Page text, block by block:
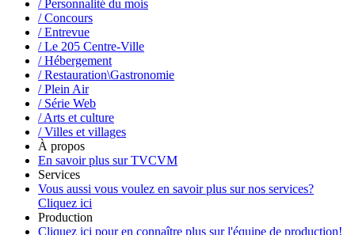
/ Personnalité du mois
/ Concours
/ Entrevue
/ Le 205 Centre-Ville
/ Hébergement
/ Restauration\Gastronomie
/ Plein Air
/ Série Web
/ Arts et culture
/ Villes et villages
À propos
En savoir plus sur TVCVM
Services
Vous aussi vous voulez en savoir plus sur nos services?
Cliquez ici
Production
Cliquez ici pour en connaître plus sur l'équipe de production!